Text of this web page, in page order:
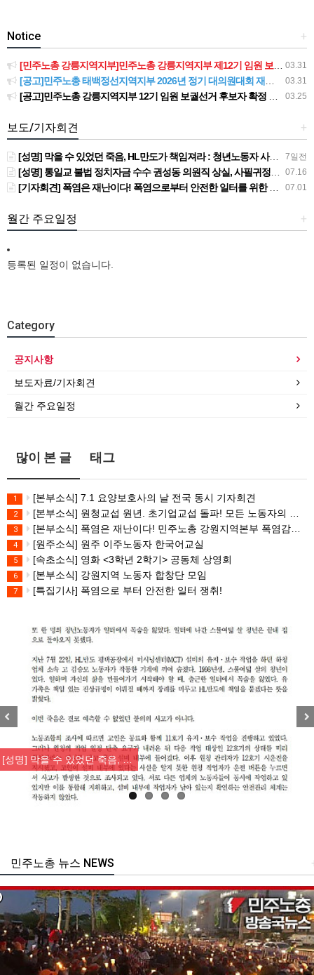
+
Notice
03.31
[민주노총 강릉지역지부]민주노총 강릉지역지부 제12기 임원 보궐선거결과 공고
03.31
[공고]민주노총 태백정선지역지부 2026년 정기 대의원대회 재소집 건
03.25
[공고]민주노총 강릉지역지부 12기 임원 보궐선거 후보자 확정 공고
+
보도/기자회견
7일전
[성명] 막을 수 있었던 죽음, HL만도가 책임져라 : 청년노동자 사망사고의 철저한 진상규명과 재발방지 대책 마련하라
07.16
[성명] 통일교 불법 정치자금 수수 권성동 의원직 상실, 사필귀정이다
07.01
[기자회견] 폭염은 재난이다! 폭염으로부터 안전한 일터를 위한 민주노총 강원지역본부 폭염감시단 선포 기자회견
+
월간 주요일정
등록된 일정이 없습니다.
Category
공지사항
보도자료/기자회견
월간 주요일정
많이 본 글 태그
1 [본부소식] 7.1 요양보호사의 날 전국 동시 기자회견
2 [본부소식] 원청교섭 원년. 초기업교섭 돌파! 모든 노동자의 노동기본권 쟁취! 민주노총 7.15 총파업대회
3 [본부소식] 폭염은 재난이다! 민주노총 강원지역본부 폭염감시단 선포 기자회견
4 [원주소식] 원주 이주노동자 한국어교실
5 [속초소식] 영화 <3학년 2학기> 공동체 상영회
6 [본부소식] 강원지역 노동자 합창단 모임
7 [특집기사] 폭염으로 부터 안전한 일터 쟁취!
[성명] 막을 수 있었던 죽음, …
주노총 뉴스 NEWS